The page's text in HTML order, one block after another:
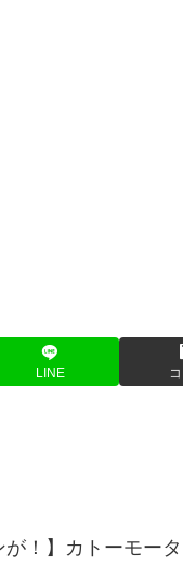
LINE
！】カトーモー